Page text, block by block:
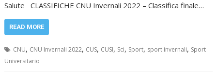
Salute CLASSIFICHE CNU Invernali 2022 – Classifica finale…
READ MORE
CNU, CNU Invernali 2022, CUS, CUSI, Sci, Sport, sport invernali, Sport
Universitario